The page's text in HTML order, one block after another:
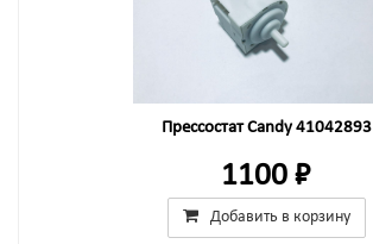
Прессостат Candy 41042893
1100 ₽
Добавить в корзину